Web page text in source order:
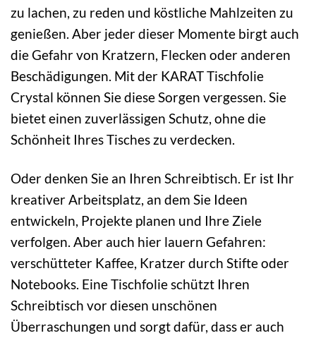
zu lachen, zu reden und köstliche Mahlzeiten zu
genießen. Aber jeder dieser Momente birgt auch
die Gefahr von Kratzern, Flecken oder anderen
Beschädigungen. Mit der KARAT Tischfolie
Crystal können Sie diese Sorgen vergessen. Sie
bietet einen zuverlässigen Schutz, ohne die
Schönheit Ihres Tisches zu verdecken.
Oder denken Sie an Ihren Schreibtisch. Er ist Ihr
kreativer Arbeitsplatz, an dem Sie Ideen
entwickeln, Projekte planen und Ihre Ziele
verfolgen. Aber auch hier lauern Gefahren:
verschütteter Kaffee, Kratzer durch Stifte oder
Notebooks. Eine Tischfolie schützt Ihren
Schreibtisch vor diesen unschönen
Überraschungen und sorgt dafür, dass er auch